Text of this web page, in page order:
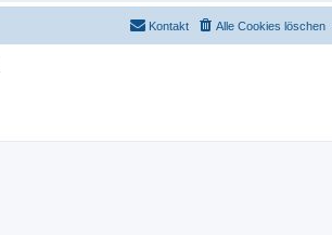
Alle Cookies löschen
Kontakt